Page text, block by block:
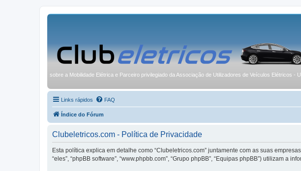
sobre a Mobilidade Elétrica e Parceiro privilegiado da Associação de Utilizadores de Veículos Elétricos -
Links rápidos FAQ
Índice do Fórum
Clubeletricos.com - Política de Privacidade
Esta política explica em detalhe como “Clubeletricos.com” juntamente com as suas
“eles”, “phpBB software”, “www.phpbb.com”, “Grupo phpBB”, “Equipas phpBB”) utilizam